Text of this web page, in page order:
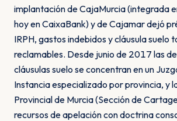
implantación de CajaMurcia (integrada
hoy en CaixaBank) y de Cajamar dejó
IRPH, gastos indebidos y cláusula suelo
reclamables. Desde junio de 2017 las
cláusulas suelo se concentran en un
Instancia especializado por provincia, y
Provincial de Murcia (Sección de
recursos de apelación con doctrina